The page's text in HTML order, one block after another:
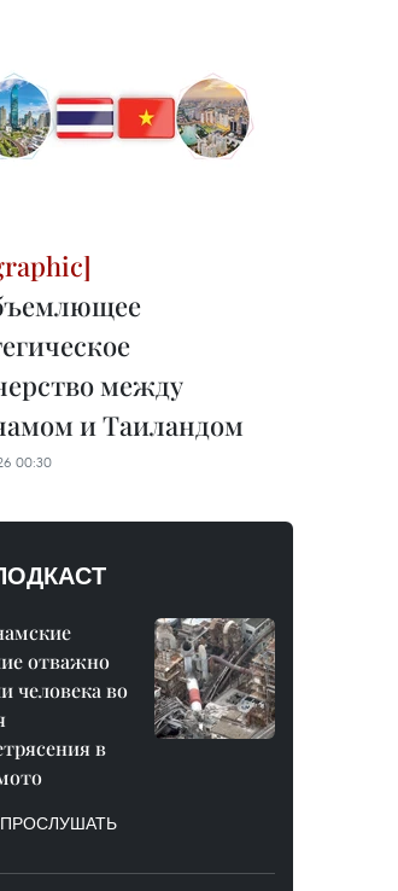
между
и Таиландом
00:30
отважно
человека во
в
ПРОСЛУШАТЬ